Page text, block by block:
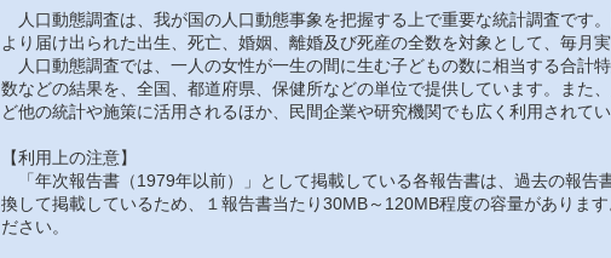
人口動態調査は、我が国の人口動態事象を把握する上で重要な統計調査です
より届け出られた出生、死亡、婚姻、離婚及び死産の全数を対象として、毎月実
人口動態調査では、一人の女性が一生の間に生む子どもの数に相当する合計
数などの結果を、全国、都道府県、保健所などの単位で提供しています。また
ど他の統計や施策に活用されるほか、民間企業や研究機関でも広く利用されてい
【利用上の注意】
「年次報告書（1979年以前）」として掲載している各報告書は、過去の報告
換して掲載しているため、１報告書当たり30MB～120MB程度の容量がありま
ださい。